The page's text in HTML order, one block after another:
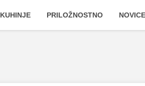
KUHINJE PRILOŽNOSTNO NOVICE